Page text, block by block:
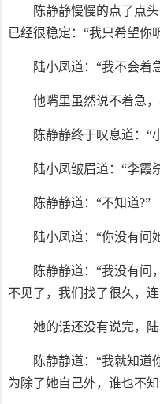
陈静静慢慢的点了点
已经很稳定：“我只希望你
陆小凤道：“我不会着
他嘴里虽然说不着急
陈静静终于叹息道：“
陆小凤皱眉道：“李霞
陈静静道：“不知道?”
陆小凤道：“你没有问
陈静静道：“我没有问
不见了，我们找了很久，
她的话还没有说完，
陈静静道：“我就知道
为除了她自己外，谁也不